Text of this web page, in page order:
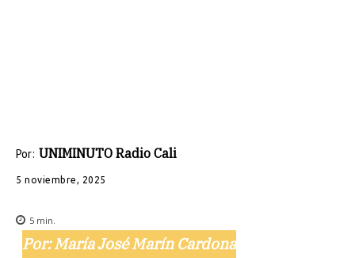
Por: UNIMINUTO Radio Cali
5 noviembre, 2025
5 min.
Por: María José Marín Cardona